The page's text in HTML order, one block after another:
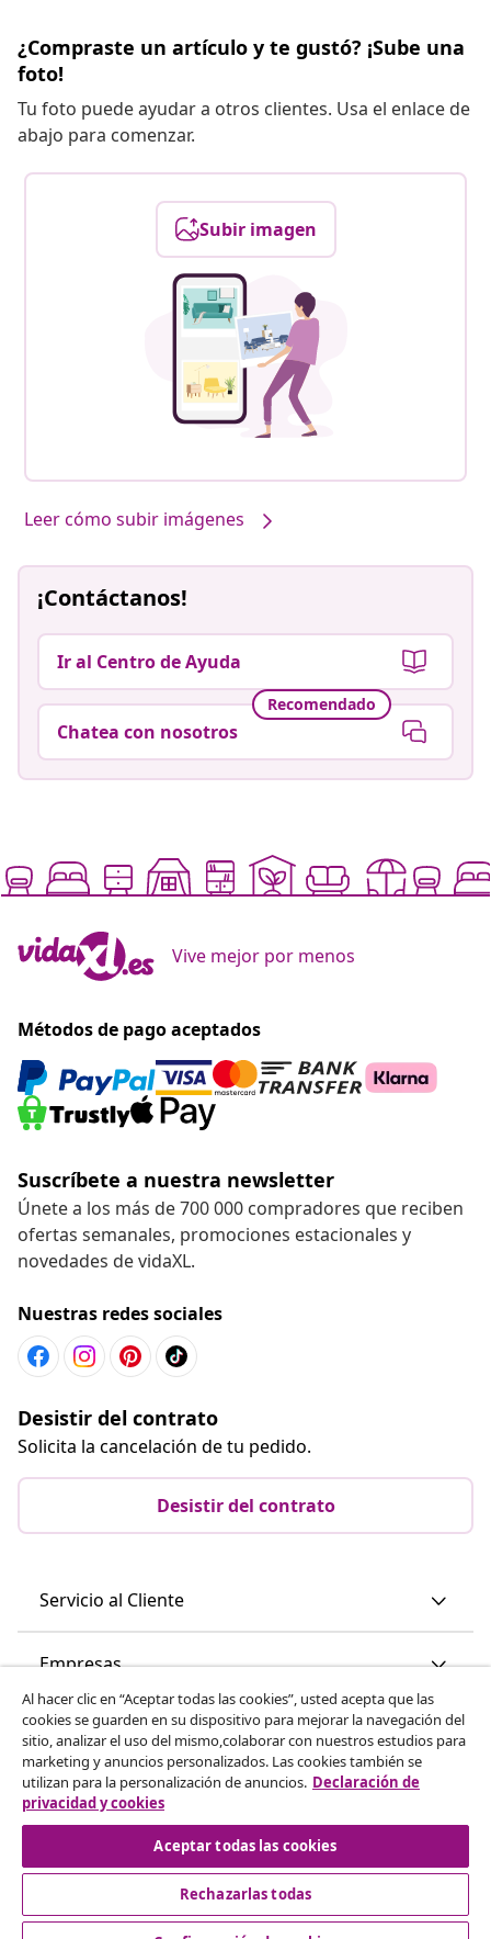
¿Compraste un artículo y te gustó? ¡Sube una
foto!
Tu foto puede ayudar a otros clientes. Usa el enlace de
abajo para comenzar.
Subir imagen
Leer cómo subir imágenes
¡Contáctanos!
Ir al Centro de Ayuda
Recomendado
Chatea con nosotros
Vive mejor por menos
Métodos de pago aceptados
Suscríbete a nuestra newsletter
Únete a los más de 700 000 compradores que reciben
ofertas semanales, promociones estacionales y
novedades de vidaXL.
Nuestras redes sociales
Desistir del contrato
Solicita la cancelación de tu pedido.
Desistir del contrato
Servicio al Cliente
Empresas
vidaXL
Descubre mas
Al hacer clic en “Aceptar todas las cookies”, usted acepta que las
cookies se guarden en su dispositivo para mejorar la navegación del
sitio, analizar el uso del mismo,colaborar con nuestros estudios para
marketing y anuncios personalizados. Las cookies también se
utilizan para la personalización de anuncios. Declaración de
privacidad y cookies
Aceptar todas las cookies
Rechazarlas todas